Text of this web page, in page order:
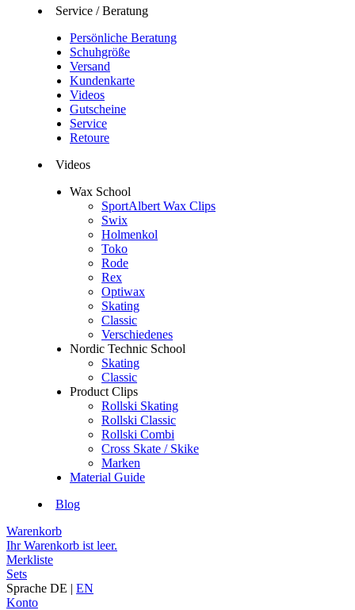
Service / Beratung
Persönliche Beratung
Schuhgröße
Versand
Kundenkarte
Videos
Gutscheine
Service
Retoure
Videos
Wax School
SportAlbert Wax Clips
Swix
Holmenkol
Toko
Rode
Rex
Optiwax
Skating
Classic
Verschiedenes
Nordic Technic School
Skating
Classic
Product Clips
Rollski Skating
Rollski Classic
Rollski Combi
Cross Skate / Skike
Marken
Material Guide
Blog
Warenkorb
Ihr Warenkorb ist leer.
Merkliste
Sets
Sprache DE | EN
Konto